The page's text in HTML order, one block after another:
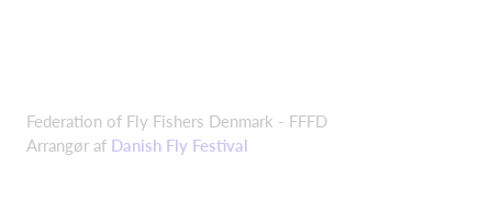
Federation of Fly Fishers Denmark - FFFD
Arrangør af Danish Fly Festival